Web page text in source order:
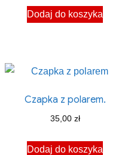
Dodaj do koszyka
Czapka z polarem.
35,00 zł
Dodaj do koszyka